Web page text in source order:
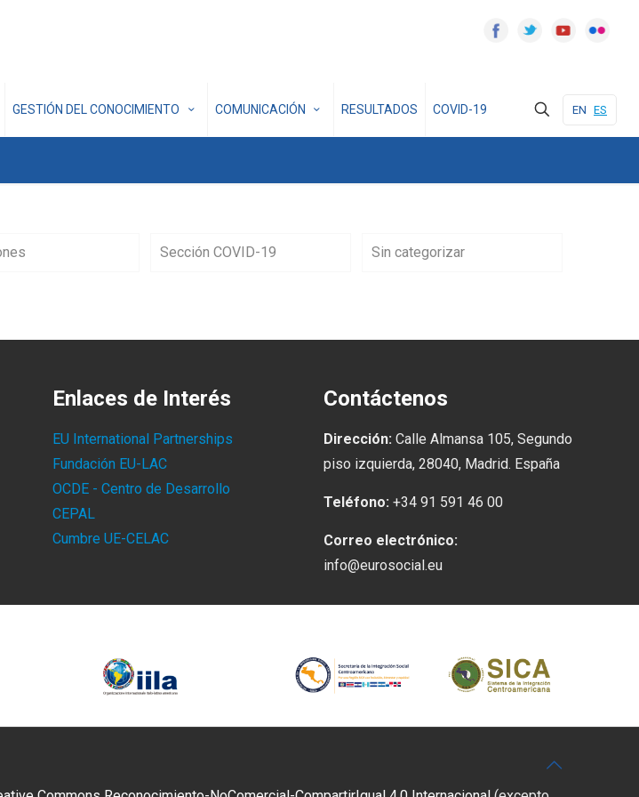
GESTIÓN DEL CONOCIMIENTO COMUNICACIÓN RESULTADOS COVID-19 EN ES
Sección COVID-19 Sin categorizar
Enlaces de Interés
EU International Partnerships
Fundación EU-LAC
OCDE - Centro de Desarrollo
CEPAL
Cumbre UE-CELAC
Contáctenos
Dirección: Calle Almansa 105, Segundo
piso izquierda, 28040, Madrid. España
Teléfono: +34 91 591 46 00
Correo electrónico:
info@eurosocial.eu